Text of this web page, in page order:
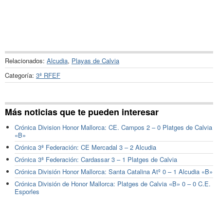
Relacionados: Alcudia, Playas de Calvia
Categoría: 3ª RFEF
Más noticias que te pueden interesar
Crónica Division Honor Mallorca: CE. Campos 2 – 0 Platges de Calvia
«B»
Crónica 3ª Federación: CE Mercadal 3 – 2 Alcudia
Crónica 3ª Federación: Cardassar 3 – 1 Platges de Calvia
Crónica División Honor Mallorca: Santa Catalina Atº 0 – 1 Alcudia «B»
Crónica División de Honor Mallorca: Platges de Calvia «B» 0 – 0 C.E.
Esporles